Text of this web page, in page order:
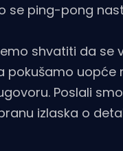
se ping-pong
shvatiti da se
pokušamo uopće
Poslali
izlaska o